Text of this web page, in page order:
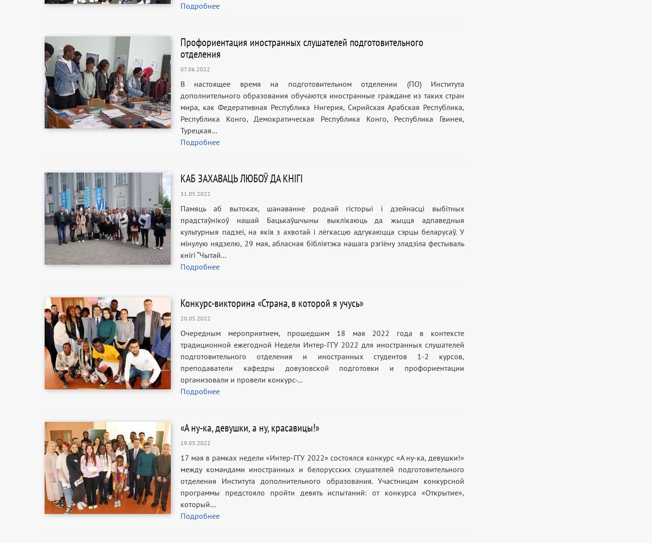
Подробнее
Профориентация иностранных слушателей подготовительного
отделения
07.06.2022
В настоящее время на подготовительном отделении (ПО) Института
дополнительного образования обучаются иностранные граждане из таких стран
мира, как Федеративная Республика Нигерия, Сирийская Арабская Республика,
Республика Конго, Демократическая Республика Конго, Республика Гвинея,
Турецкая…
Подробнее
КАБ ЗАХАВАЦЬ ЛЮБОЎ ДА КНІГІ
31.05.2022
Памяць аб вытоках, шанаванне роднай гісторыі і дзейнасці выбітных
прадстаўнікоў нашай Бацькаўшчыны выклікаюць да жыцця адпаведныя
культурныя падзеі, на якія з ахвотай і лёгкасцю адгукаюцца сэрцы беларусаў. У
мінулую нядзелю, 29 мая, абласная бібліятэка нашага рэгіёну зладзіла фестываль
кнігі “Чытай…
Подробнее
Конкурс-викторина «Страна, в которой я учусь»
20.05.2022
Очередным мероприятием, прошедшим 18 мая 2022 года в контексте
традиционной ежегодной Недели Интер-ГГУ 2022 для иностранных слушателей
подготовительного отделения и иностранных студентов 1-2 курсов,
преподаватели кафедры довузовской подготовки и профориентации
организовали и провели конкурс-…
Подробнее
«А ну-ка, девушки, а ну, красавицы!»
19.05.2022
17 мая в рамках недели «Интер-ГГУ 2022» состоялся конкурс «А ну-ка, девушки!»
между командами иностранных и белорусских слушателей подготовительного
отделения Института дополнительного образования. Участницам конкурсной
программы предстояло пройти девять испытаний: от конкурса «Открытие»,
который…
Подробнее